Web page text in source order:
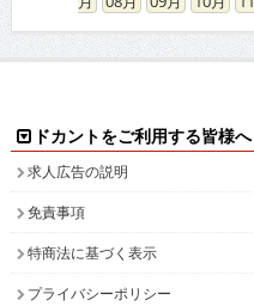
ドカントをご利用する皆様へ
求人広告の説明
免責事項
特商法に基づく表示
プライバシーポリシー